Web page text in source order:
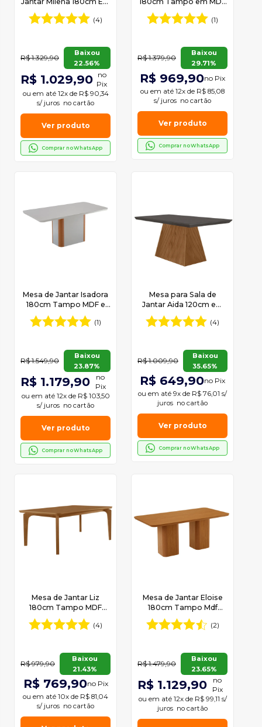
MDF e Vidro Com Canto
Copo
(4)
R$ 1.329,90
Baixou
22.56%
R$ 1.029,90 no
Pix
ou em até 12x de R$ 90,34
s/ juros no cartão
Ver produto
Comprar no WhatsApp
e Vidro Canto Reto
(1)
R$ 1.379,90
Baixou
29.71%
R$ 969,90no Pix
ou em até 12x de R$ 85,08
s/ juros no cartão
Ver produto
Comprar no WhatsApp
Mesa de Jantar Isadora
180cm Tampo MDF e
Vidro Canto Copo
Moderna Mobília(1)
R$ 1.549,90
Baixou
23.87%
R$ 1.179,90
no
Pix
ou em até 12x de R$ 103,50
s/ juros no cartão
Ver produto
Comprar no WhatsApp
Mesa para Sala de
Jantar Aida 120cm em
MDF com Vidro
(4)
R$ 1.009,90
Baixou
35.65%
R$ 649,90no Pix
ou em até 9x de R$ 76,01 s/
juros no cartão
Ver produto
Comprar no WhatsApp
Mesa de Jantar Liz
180cm Tampo MDF
Canto Copo Moderna
Mobília
(4)
R$ 979,90
Baixou
21.43%
R$ 769,90no Pix
ou em até 10x de R$ 81,04
s/ juros no cartão
Mesa de Jantar Eloise
180cm Tampo Mdf
Canto Copo Moderna
Mobília
(2)
R$ 1.479,90
Baixou
23.65%
R$ 1.129,90
no
Pix
ou em até 12x de R$ 99,11 s/
juros no cartão